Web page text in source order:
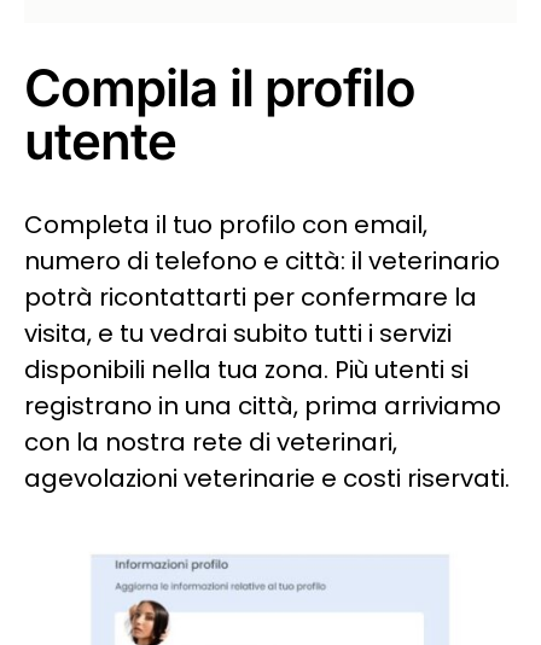
Compila il profilo
utente
Completa il tuo profilo con email,
numero di telefono e città: il veterinario
potrà ricontattarti per confermare la
visita, e tu vedrai subito tutti i servizi
disponibili nella tua zona. Più utenti si
registrano in una città, prima arriviamo
con la nostra rete di veterinari,
agevolazioni veterinarie e costi riservati.